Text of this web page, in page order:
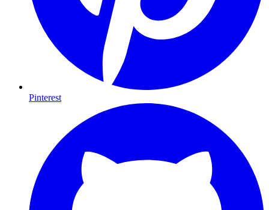
Pinterest